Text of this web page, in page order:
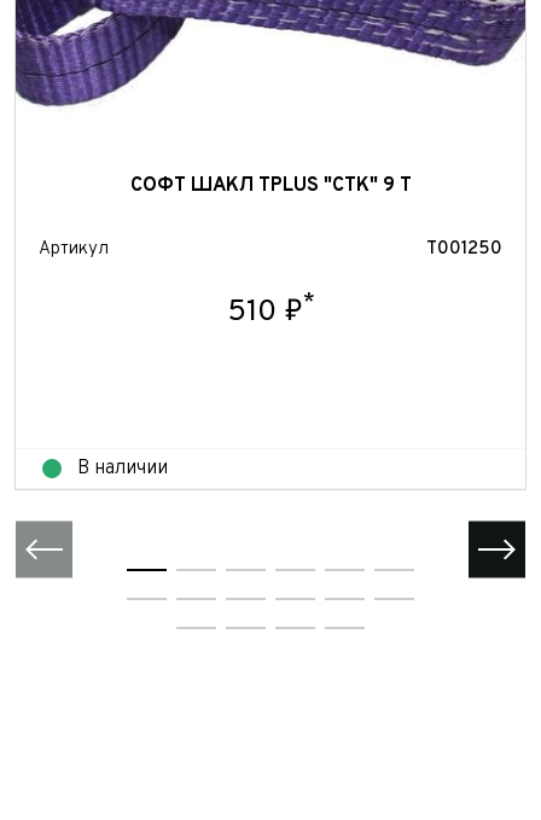
СОФТ ШАКЛ TPLUS "СТК" 9 Т
Артикул T001250
510 ₽*
В наличии